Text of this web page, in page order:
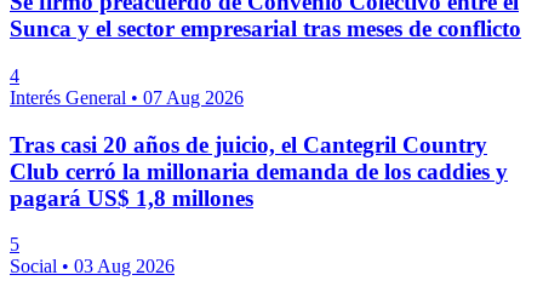
Sunca y el sector empresarial tras meses de conflicto
4
Interés General • 07 Aug 2026
Tras casi 20 años de juicio, el Cantegril Country
Club cerró la millonaria demanda de los caddies y
pagará US$ 1,8 millones
5
Social • 03 Aug 2026